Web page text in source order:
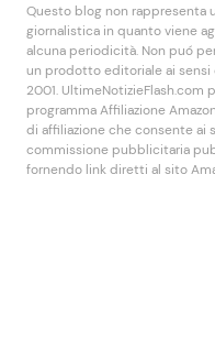
Questo blog non rappresenta
giornalistica in quanto viene
alcuna periodicità. Non puó
un prodotto editoriale ai sensi
2001. UltimeNotizieFlash.com
programma Affiliazione
di affiliazione che consente ai
commissione pubblicitaria
fornendo link diretti al sito